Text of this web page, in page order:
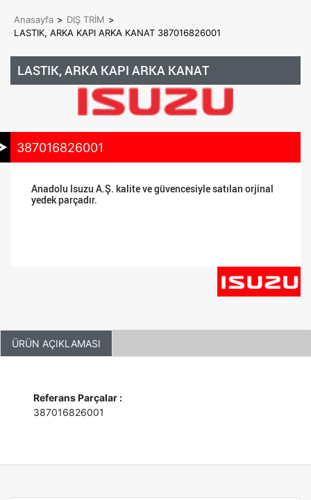
Anasayfa > DIŞ TRİM >
LASTIK, ARKA KAPI ARKA KANAT 387016826001
LASTIK, ARKA KAPI ARKA KANAT
387016826001
Anadolu Isuzu A.Ş. kalite ve güvencesiyle satılan orjinal
yedek parçadır.
ÜRÜN AÇIKLAMASI
Referans Parçalar :
387016826001